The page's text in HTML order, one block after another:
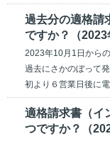
過去分の適格請
ですか？（2023
2023年10月1日から
過去にさかのぼって
初より６営業日後に
適格請求書（イ
つですか？（